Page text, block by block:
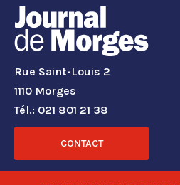
Rue Saint-Louis 2
1110 Morges
Tél.: 021 801 21 38
CONTACT